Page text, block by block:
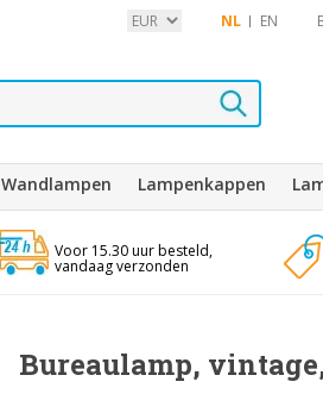
NL EN
Wandlampen Lampenkappen
Voor 15.30 uur besteld,
vandaag verzonden
Bureaulamp,